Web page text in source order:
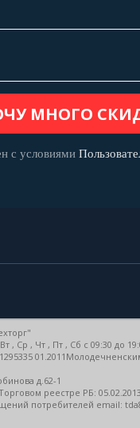
с условиями
, Ср , Чт , Пт , Сб c 09:30 до
д.62-1
реестре РБ: 05.02.2013
потребителей email: